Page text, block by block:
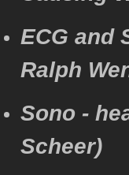
ECG and
Ralph
Sono -
Scheer)